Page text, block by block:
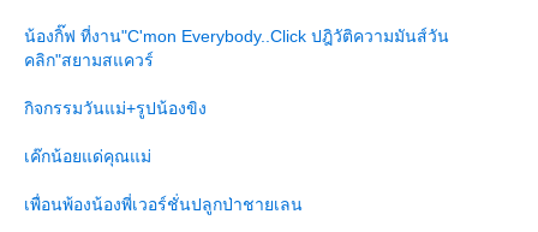
น้องกิ๊ฟ ที่งาน"C'mon Everybody..Click ปฎิวัติความมันส์วัน
คลิก"สยามสแควร์
กิจกรรมวันแม่+รูปน้องขิง
เค๊กน้อยแด่คุณแม่
เพื่อนพ้องน้องพี่เวอร์ชั่นปลูกป่าชายเลน